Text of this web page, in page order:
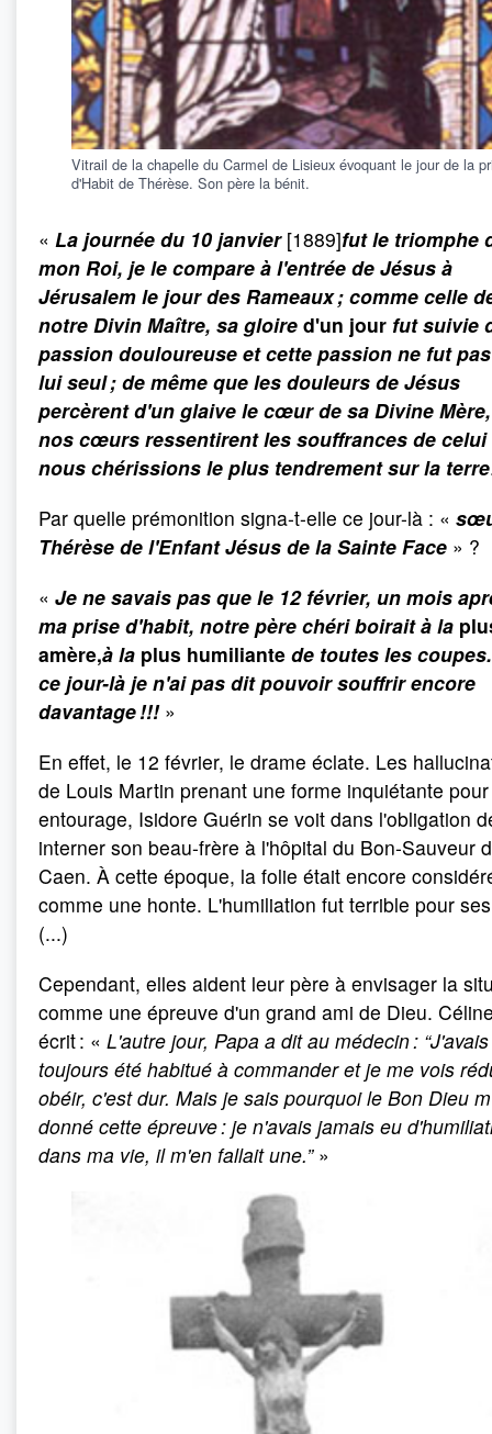
Vitrail de la chapelle du Carmel de Lisieux évoquant le jour de la
d'Habit de Thérèse. Son père la bénit.
« La journée du 10 janvier[1889]fut le triomphe
mon Roi, je le compare à l'entrée de Jésus à
Jérusalem le jour des Rameaux ; comme celle
notre Divin Maître, sa gloire d'un jour fut suivie
passion douloureuse et cette passion ne fut
lui seul ; de même que les douleurs de Jésus
percèrent d'un glaive le cœur de sa Divine
nos cœurs ressentirent les souffrances de celui
nous chérissions le plus tendrement sur la terre
Par quelle prémonition signa-t-elle ce jour-là : «
Thérèse de l'Enfant Jésus de la Sainte Face » ?
« Je ne savais pas que le 12 février, un mois
ma prise d'habit, notre père chéri boirait à la
amère,à la plus humiliante de toutes les
ce jour-là je n'ai pas dit pouvoir souffrir encore
davantage !!!»
En effet, le 12 février, le drame éclate. Les
de Louis Martin prenant une forme inquiétante
entourage, Isidore Guérin se voit dans l'obligation
interner son beau-frère à l'hôpital du Bon-Sauveur
Caen. À cette époque, la folie était encore
comme une honte. L'humiliation fut terrible pour
(...)
Cependant, elles aident leur père à envisager la
comme une épreuve d'un grand ami de Dieu.
écrit : « L'autre jour, Papa a dit au médecin : “J'avais
toujours été habitué à commander et je me vois
obéir, c'est dur. Mais je sais pourquoi le Bon Dieu
donné cette épreuve : je n'avais jamais eu
dans ma vie, il m'en fallait une.”»